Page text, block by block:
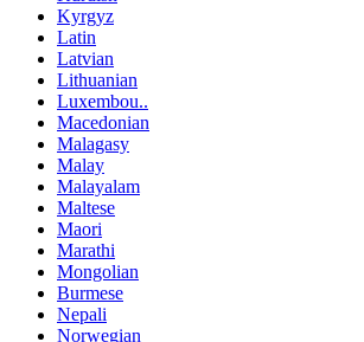
Kyrgyz
Latin
Latvian
Lithuanian
Luxembou..
Macedonian
Malagasy
Malay
Malayalam
Maltese
Maori
Marathi
Mongolian
Burmese
Nepali
Norwegian